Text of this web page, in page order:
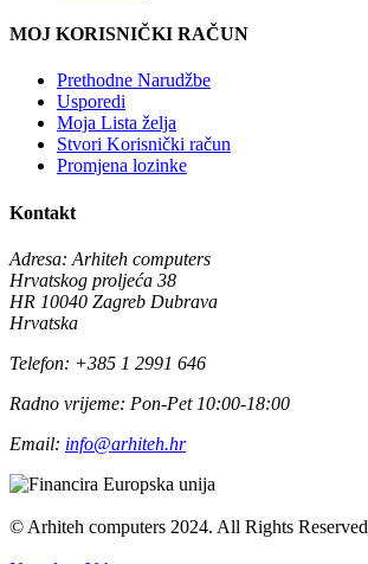
MOJ KORISNIČKI RAČUN
Prethodne Narudžbe
Usporedi
Moja Lista želja
Stvori Korisnički račun
Promjena lozinke
Kontakt
Adresa: Arhiteh computers
Hrvatskog proljeća 38
HR 10040 Zagreb Dubrava
Hrvatska
Telefon: +385 1 2991 646
Radno vrijeme: Pon-Pet 10:00-18:00
Email: info@arhiteh.hr
© Arhiteh computers 2024. All Rights Reserved